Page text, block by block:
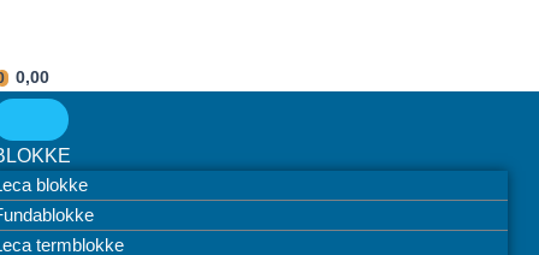
0,00
blokke
termblokke